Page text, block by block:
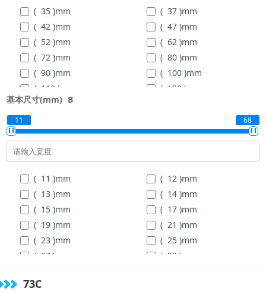
( 110 )mm ( 120 )mm
( 130 )mm ( 140 )mm
( 150 )mm ( 160 )mm
( 35 )mm ( 37 )mm
( 42 )mm ( 47 )mm
( 52 )mm ( 62 )mm
( 72 )mm ( 80 )mm
( 90 )mm ( 100 )mm
( 110 )
( 120 )
( 130 )mm
( 170 )mm ( 180 )mm
( 190 )
( 215 )mm ( 225 )mm
( 240 )mm ( 260 )mm
( 280 )mm ( 300 )mm
( 320 )mm ( 340 )mm
基本尺寸(mm) B
11 68
( 11 )mm ( 12 )mm
( 13 )mm ( 14 )mm
( 15 )mm ( 17 )mm
( 19 )mm ( 21 )mm
( 23 )mm ( 25 )mm
( 27 )
( 29 )
( 35 )
73C